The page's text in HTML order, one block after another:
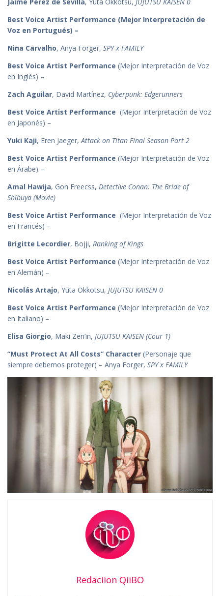
Best Voice Artist Performance (Mejor Interpretación de
Voz en Portugués) –
Nina Carvalho, Anya Forger, SPY x FAMILY
Best Voice Artist Performance (Mejor Interpretación de Voz
en Inglés) –
Zach Aguilar, David Martínez, Cyberpunk: Edgerunners
Best Voice Artist Performance (Mejor Interpretación de Voz
en Japonés) –
Yuki Kaji, Eren Jaeger,Attack on Titan Final Season Part 2
Best Voice Artist Performance (Mejor Interpretación de Voz
en Árabe) –
Amal Hawija, Gon Freecss, Detective Conan: The Bride of
Shibuya (Movie)
Best Voice Artist Performance (Mejor Interpretación de Voz
en Francés) –
Brigitte Lecordier, Bojji, Ranking of Kings
Best Voice Artist Performance (Mejor Interpretación de Voz
en Alemán) –
Nicolás Artajo, Yūta Okkotsu, JUJUTSU KAISEN 0
Best Voice Artist Performance (Mejor Interpretación de Voz
en Italiano) –
Elisa Giorgio, Maki Zen’in, JUJUTSU KAISEN (Cour 1)
“Must Protect At All Costs” Character (Personaje que
siempre debemos proteger) – Anya Forger, SPY x FAMILY
Redaciion QiiBO